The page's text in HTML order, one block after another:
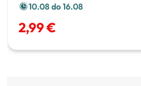
10.08 do 16.08
2,99 €